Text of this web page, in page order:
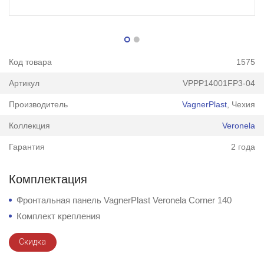
Код товара 1575
Артикул VPPP14001FP3-04
Производитель VagnerPlast , Чехия
Коллекция Veronela
Гарантия 2 года
Комплектация
Фронтальная панель VagnerPlast Veronela Corner 140
Комплект крепления
Скидка